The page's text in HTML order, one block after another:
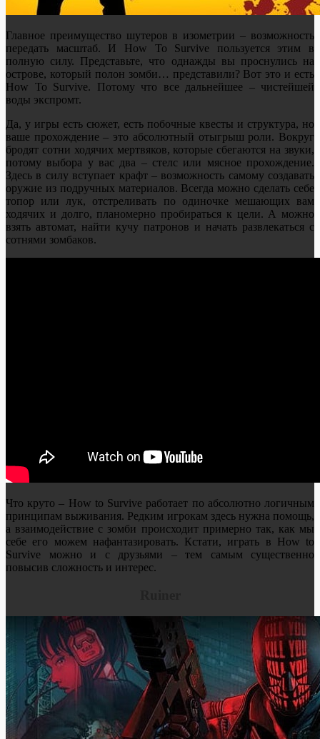
Главное преимущество шутеров в изометрии – возможность
передать масштаб. И How To Survive пользуется этим в
полную силу. Представьте, что однажды вы проснулись на
острове, который полон зомби… представили? Вот это и есть
How To Survive. Потому что все дальнейшее – чистейшей
воды экспромт.
Да, у игры есть сюжет, есть побочные квесты и структура, но
ваше прохождение – это абсолютный отыгрыш роли. Вокруг
бродят сотни ходячих мертвяков, которые сбегаются на звуки,
потому выбора у вас два – стелс или мясное прохождение.
Здесь в силу вступает крафт – возможность самому создавать
оружие из подручных материалов. Всегда можно сделать себе
топор или лук, отстреливать по одиночке мешающих вам
ходячих и долго, планомерно пробираться к цели. А можно
взять автомат, найти кучу патронов и начать развлекаться с
сотнями зомбаков.
Что круто – How to Survive работает по абсолютно логичным
принципам выживания. Редким игрокам здесь нужна помощь,
а взаимодействие с зомби происходит примерно так, как мы
себе его можем нафантазировать. Кстати, играть в How to
Survive можно и с друзьями – тем самым существенно
повысив сложность и интерес.